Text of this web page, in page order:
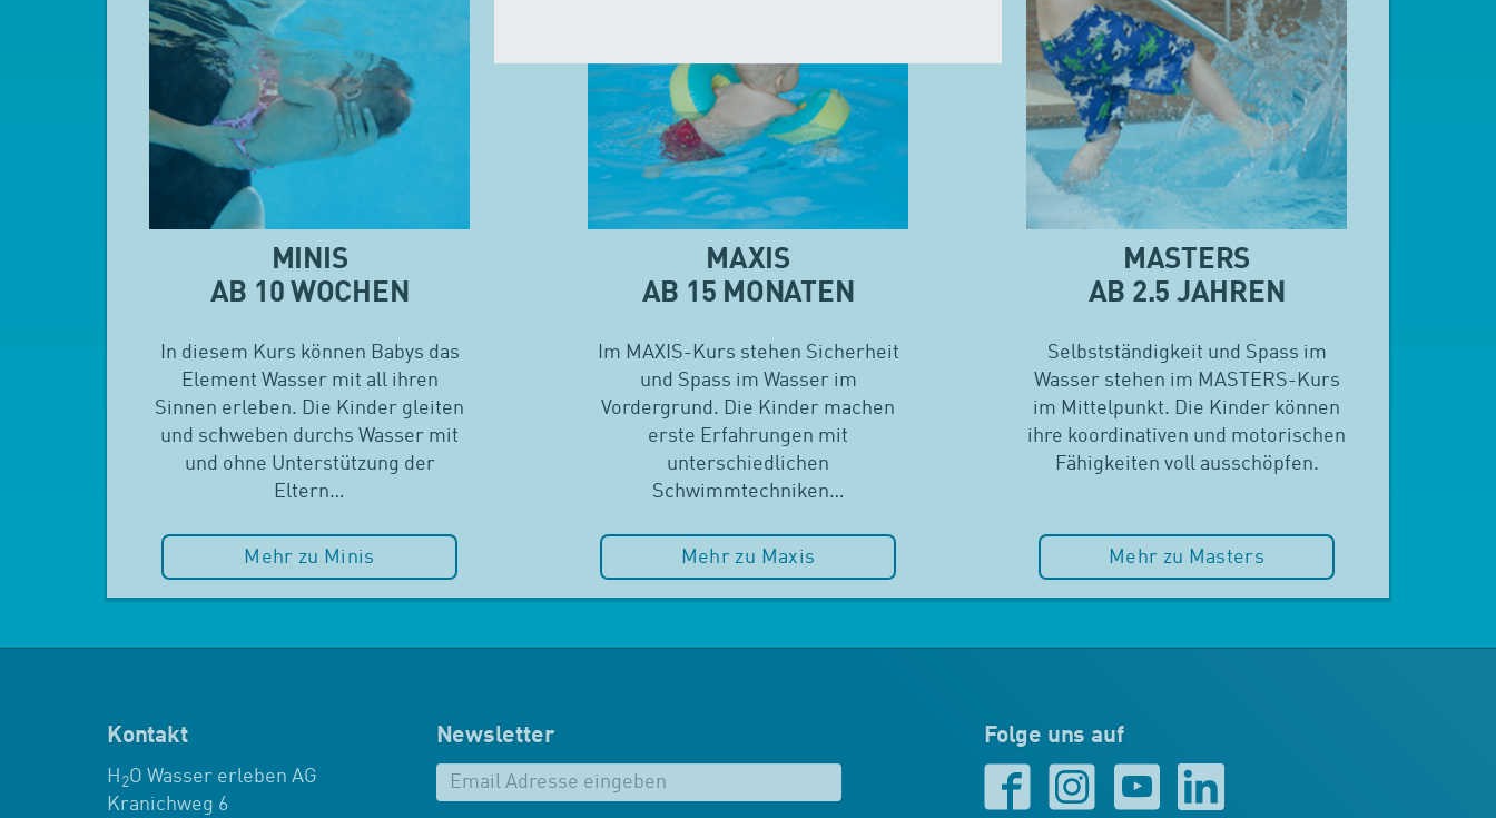
MINIS
AB 10 WOCHEN
In diesem Kurs können Babys das
Element Wasser mit all ihren
Sinnen erleben. Die Kinder gleiten
und schweben durchs Wasser mit
und ohne Unterstützung der
Eltern…
Mehr zu Minis
MAXIS
AB 15 MONATEN
Im MAXIS-Kurs stehen Sicherheit
und Spass im Wasser im
Vordergrund. Die Kinder machen
erste Erfahrungen mit
unterschiedlichen
Schwimmtechniken…
Mehr zu Maxis
MASTERS
AB 2.5 JAHREN
Selbstständigkeit und Spass im
Wasser stehen im MASTERS-Kurs
im Mittelpunkt. Die Kinder können
ihre koordinativen und motorischen
Fähigkeiten voll ausschöpfen.
Mehr zu Masters
Kontakt
H 2O Wasser erleben AG
Kranichweg 6
Newsletter Folge uns auf